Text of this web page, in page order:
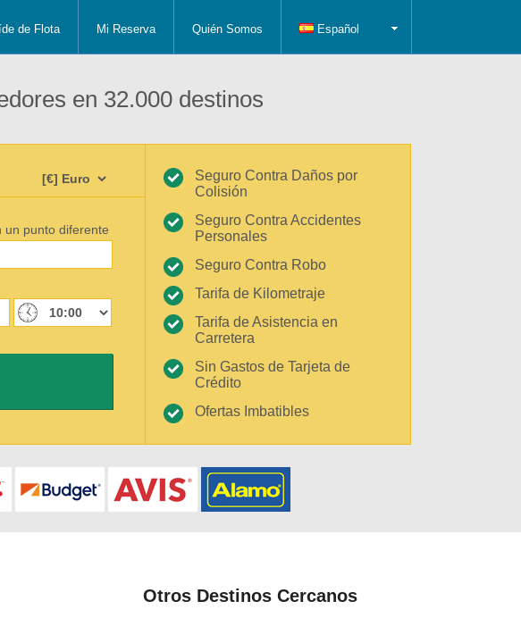
de Flota Mi Reserva Quién Somos Español
en 32.000 destinos
un punto diferente
Seguro Contra Daños por
Colisión
Seguro Contra Accidentes
Personales
Seguro Contra Robo
Tarifa de Kilometraje
Tarifa de Asistencia en
Carretera
Sin Gastos de Tarjeta de
Crédito
Ofertas Imbatibles
Otros Destinos Cercanos